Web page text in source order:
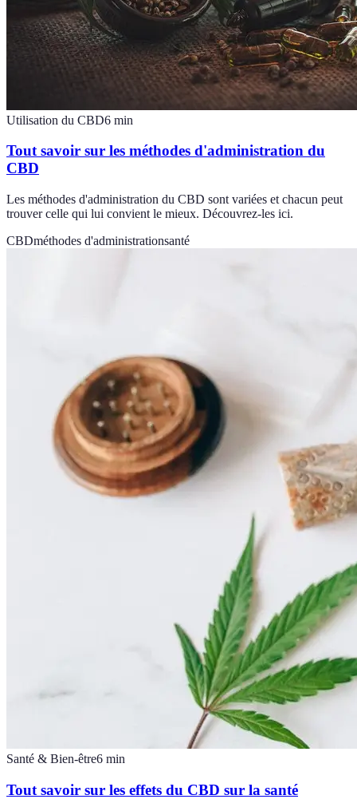
Utilisation du CBD6 min
Tout savoir sur les méthodes d'administration du
CBD
Les méthodes d'administration du CBD sont variées et chacun peut
trouver celle qui lui convient le mieux. Découvrez-les ici.
CBDméthodes d'administrationsanté
Santé & Bien-être6 min
Tout savoir sur les effets du CBD sur la santé